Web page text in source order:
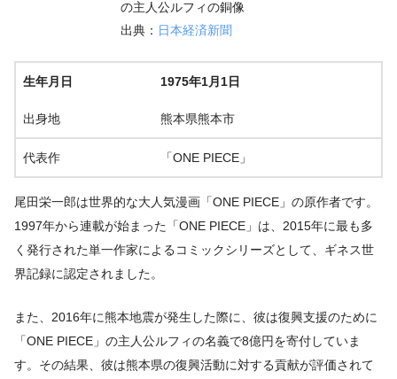
の主人公ルフィの銅像
出典： 日本経済新聞
生年月日 1975年1月1日
出身地 熊本県熊本市
代表作 「ONE PIECE」
尾田栄一郎は世界的な大人気漫画「ONE PIECE」の原作者です。
1997年から連載が始まった「ONE PIECE」は、2015年に最も多
く発行された単一作家によるコミックシリーズとして、ギネス世
界記録に認定されました。
また、2016年に熊本地震が発生した際に、彼は復興支援のために
「ONE PIECE」の主人公ルフィの名義で8億円を寄付していま
す。その結果、彼は熊本県の復興活動に対する貢献が評価されて